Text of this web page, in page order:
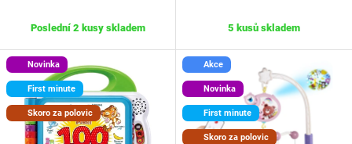
Poslední 2 kusy skladem 5 kusů skladem
Novinka
First minute
Skoro za polovic
Akce
Novinka
First minute
Skoro za polovic